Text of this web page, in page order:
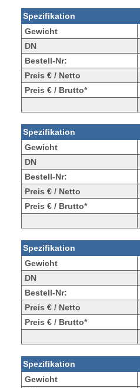
Spezifikation
Gewicht
DN
Bestell-Nr:
Preis € / Netto
Preis € / Brutto*
Spezifikation
Gewicht
DN
Bestell-Nr:
Preis € / Netto
Preis € / Brutto*
Spezifikation
Gewicht
DN
Bestell-Nr:
Preis € / Netto
Preis € / Brutto*
Spezifikation
Gewicht